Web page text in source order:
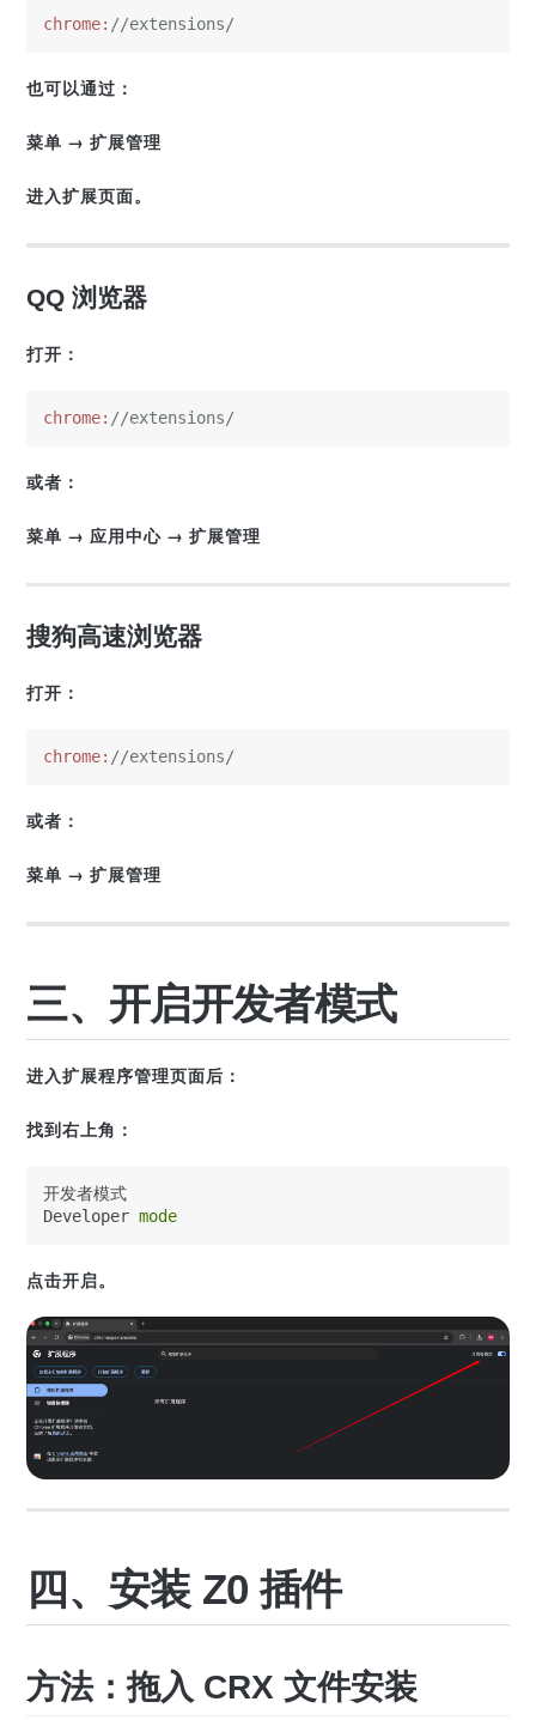
chrome: //extensions/
也可以通过：
菜单 → 扩展管理
进入扩展页面。
QQ 浏览器
打开：
chrome: //extensions/
或者：
菜单 → 应用中心 → 扩展管理
搜狗高速浏览器
打开：
chrome: //extensions/
或者：
菜单 → 扩展管理
三、开启开发者模式
进入扩展程序管理页面后：
找到右上角：
开发者模式
Developer mode
点击开启。
四、安装 Z0 插件
方法：拖入 CRX 文件安装